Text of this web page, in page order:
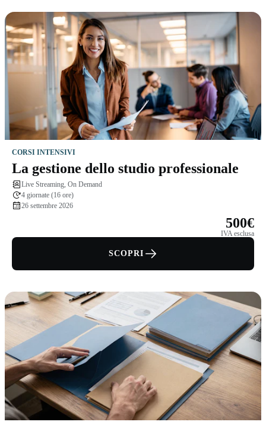
CORSI INTENSIVI
La gestione dello studio professionale
Live Streaming, On Demand
4 giornate (16 ore)
26 settembre 2026
500€
IVA esclusa
SCOPRI